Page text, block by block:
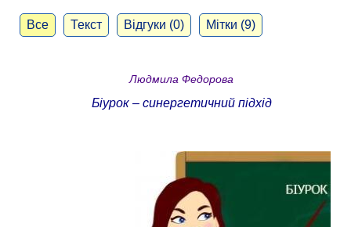
Все Текст Відгуки (0) Мітки (9)
Людмила Федорова
Біурок– синергетичний підхід